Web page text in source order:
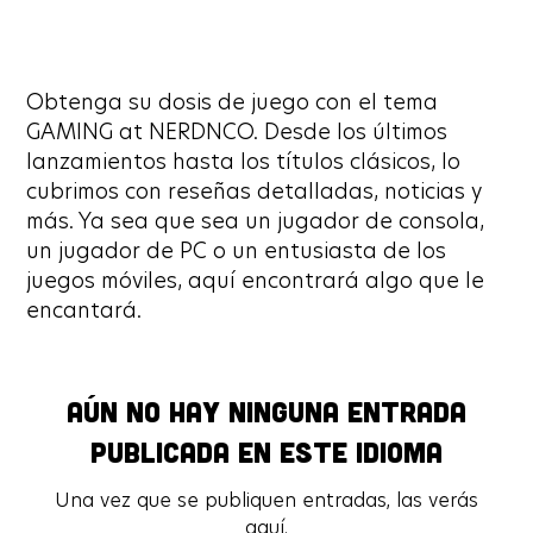
Aún no hay ninguna entrada
publicada en este idioma
Una vez que se publiquen entradas, las verás
Obtenga su dosis de juego con el tema
GAMING at NERDNCO. Desde los últimos
lanzamientos hasta los títulos clásicos, lo
cubrimos con reseñas detalladas, noticias y
más. Ya sea que sea un jugador de consola,
un jugador de PC o un entusiasta de los
juegos móviles, aquí encontrará algo que le
encantará.
Aún no hay ninguna entrada
publicada en este idioma
Una vez que se publiquen entradas, las verás